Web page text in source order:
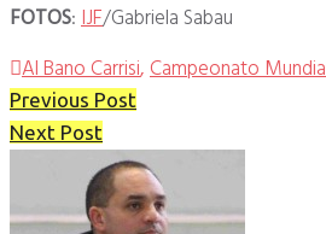
FOTOS:IJF/Gabriela Sabau
Al Bano Carrisi,Campeonato
Navegación
de
entradas
Previous Post
Next Post